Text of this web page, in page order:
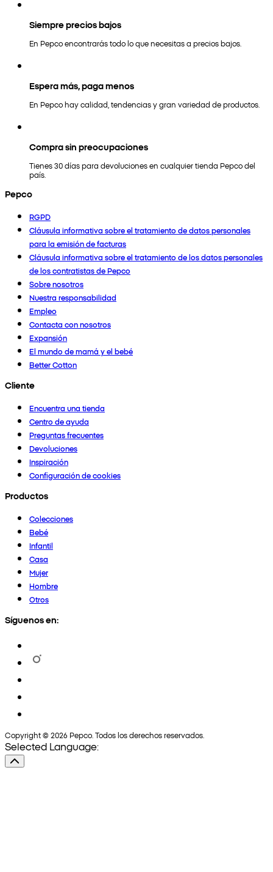
Siempre precios bajos
En Pepco encontrarás todo lo que necesitas a precios bajos.
Espera más, paga menos
En Pepco hay calidad, tendencias y gran variedad de productos.
Compra sin preocupaciones
Tienes 30 días para devoluciones en cualquier tienda Pepco del
país.
Pepco
RGPD
Cláusula informativa sobre el tratamiento de datos personales
para la emisión de facturas
Cláusula informativa sobre el tratamiento de los datos personales
de los contratistas de Pepco
Sobre nosotros
Nuestra responsabilidad
Empleo
Contacta con nosotros
Expansión
El mundo de mamá y el bebé
Better Cotton
Cliente
Encuentra una tienda
Centro de ayuda
Preguntas frecuentes
Devoluciones
Inspiración
Configuración de cookies
Productos
Colecciones
Bebé
Infantil
Casa
Mujer
Hombre
Otros
Síguenos en:
Copyright © 2026 Pepco. Todos los derechos reservados.
Selected Language: